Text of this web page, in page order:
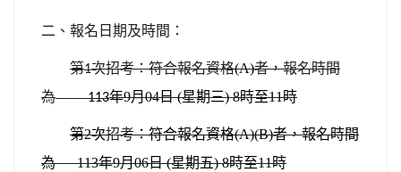
二、報名日期及時間：
第1次招考：符合報名資格(A)者，報名時間
為
113年9月04日 (星期三) 8時至11時
第2次招考：符合報名資格(A)(B)者，報名時間
為 113年9月06日 (星期五) 8時至11時